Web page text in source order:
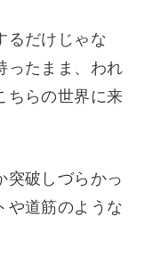
るだけじゃな
ったまま、われ
ちらの世界に来
突破しづらかっ
や道筋のような